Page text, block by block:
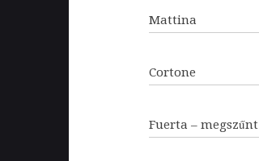
Mattina
Cortone
Fuerta – megszűnt